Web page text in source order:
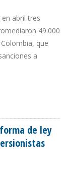
abril tres
49.000
que
a
de ley